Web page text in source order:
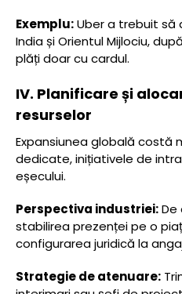
Exemplu:Uber a trebuit să
India și Orientul Mijlociu,
plăți doar cu cardul.
IV. Planificare și
resurselor
Expansiunea globală costă
dedicate, inițiativele de
eșecului.
Perspectiva industriei:De
stabilirea prezenței pe o
configurarea juridică la
Strategie de atenuare: